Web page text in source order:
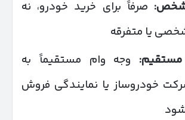
: صرفاً برای خرید خودرو، نه
یا متفرقه
: وجه وام مستقیماً به
خودروساز یا نمایندگی فروش